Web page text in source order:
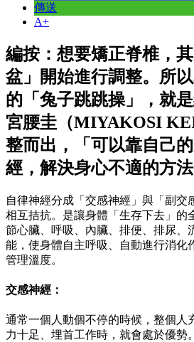
傳送
A+
編按：想要矯正脊椎，
盆」開始進行調整。所
的「兔子跳跳操」，就
宮腰圭（MIYAKOSI
整而出，「可以靠自己
經，解決身心不適的方法
自律神經分成「交感神經」與「副交
相互拮抗。是讓身體「生存下去」的
節心臟、呼吸、內臟、排便、排尿、
能，使身體自主呼吸、自動進行消化
管理溫度。
交感神經：
通常一個人動個不停的時候，整個人
力十足、埋首工作時，就會處於優勢。